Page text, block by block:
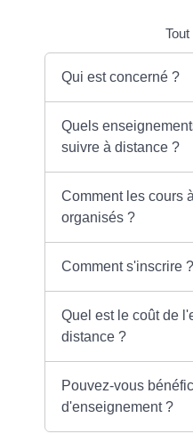
Qui est concerné ?
Quels
suivre à distance ?
Comment les cours
organisés ?
Comment s'inscrire ?
Quel est le coût de
distance ?
Pouvez-vous
d'enseignement ?